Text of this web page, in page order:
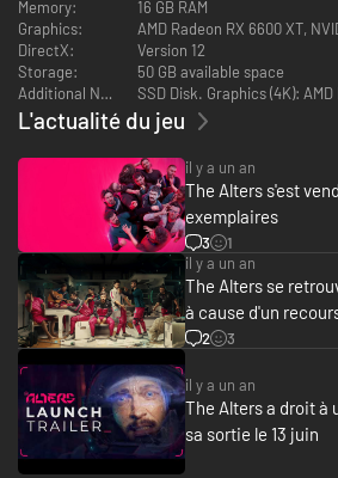
Votre épopée sur une planète extraterrestre
une expérience haute en couleur. Choisissez
alternatives et ornées d’argent des
principal, et apportez une touche futuriste à
Le nouveau DLC de The Alters est prévu pour
à vous impliquer dans l'aventure. Comme
priorité aux idées en cours de développement
plus les joueurs ayant déjà pris le jeu en main,
les fonctions et les changements que vous
Memory:
16 GB RAM
Graphics:
AMD Radeon RX 6600 XT,
DirectX:
Version 12
Storage:
50 GB available space
Additional Notes:
SSD Disk. Graphics (4K):
L'actualité du jeu
il y a un an
The Alters s'est
exemplaires
3
1
il y a un an
The Alters se
à cause d'un
2 3
il y a un an
The Alters a droit à
sa sortie le 13 juin